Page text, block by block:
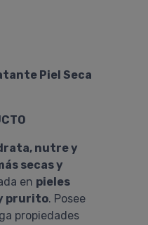
Piel Seca
nutre y
secas y
en pieles
prurito. Posee
propiedades